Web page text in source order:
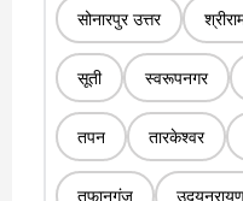
सोनारपुर उत्तर
सूती स्वरूपनगर
तपन तारकेश्वर
तूफानगंज